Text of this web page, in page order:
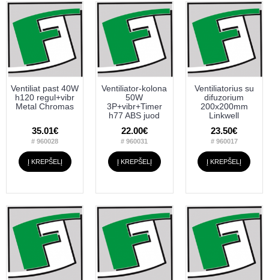
Ventiliat past 40W
h120 regul+vibr
Metal Chromas
35.01€
# 960028
Į KREPŠELĮ
Ventiliator-kolona
50W
3P+vibr+Timer
h77 ABS juod
22.00€
# 960031
Į KREPŠELĮ
Ventiliatorius su
difuzorium
200x200mm
Linkwell
23.50€
# 960017
Į KREPŠELĮ